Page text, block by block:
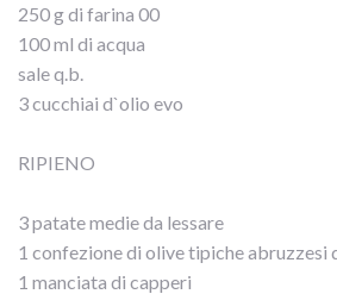
250 g di farina 00
100 ml di acqua
sale q.b.
3 cucchiai d`olio evo
RIPIENO
3 patate medie da lessare
1 confezione di olive tipiche abruzzesi
1 manciata di capperi